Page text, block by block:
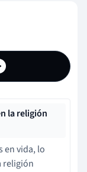
la religión
en vida, lo
religión